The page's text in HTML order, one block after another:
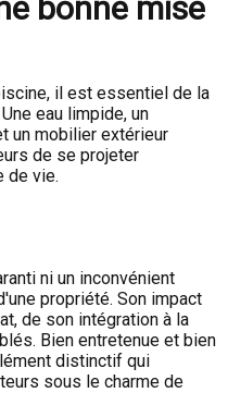
bonne mise
il est essentiel de la
eau limpide, un
un mobilier extérieur
de se projeter
de vie.
ni un inconvénient
propriété. Son impact
de son intégration à la
Bien entretenue et bien
distinctif qui
sous le charme de